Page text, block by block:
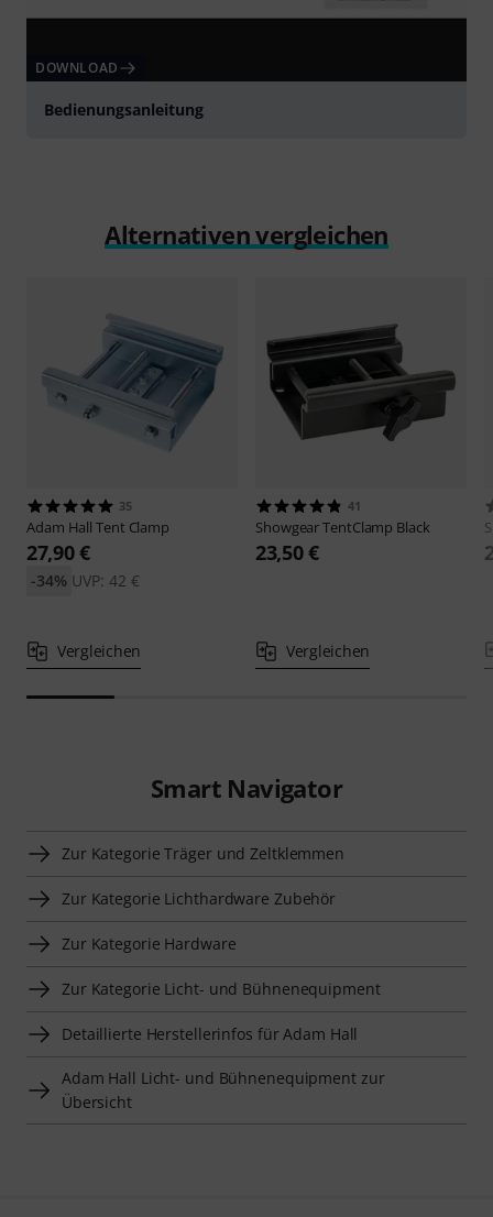
DOWNLOAD
Bedienungsanleitung
Alternativen vergleichen
35
Adam HallTent Clamp
27,90 €
UVP: 42 €
-34%
Vergleichen
41
ShowgearTentClamp Black
23,50 €
Vergleichen
Smart Navigator
Zur Kategorie Träger und Zeltklemmen
Zur Kategorie Lichthardware Zubehör
Zur Kategorie Hardware
Zur Kategorie Licht- und Bühnenequipment
Detaillierte Herstellerinfos für Adam Hall
Adam Hall Licht- und Bühnenequipment zur
Übersicht